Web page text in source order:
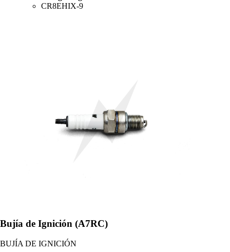
CR8EHIX-9
Bujía de Ignición (A7RC)
BUJÍA DE IGNICIÓN